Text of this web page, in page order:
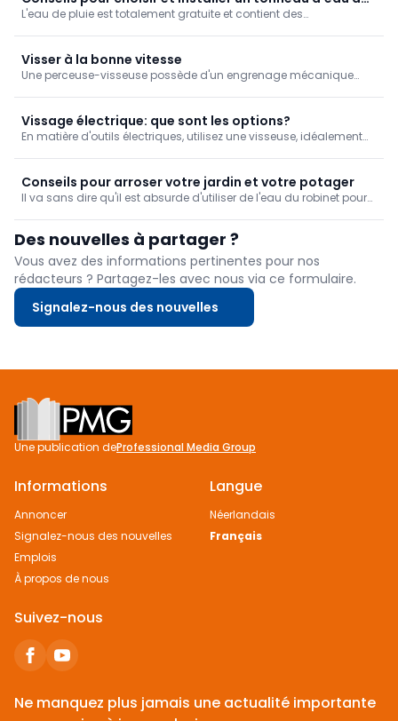
pluie
L'eau de pluie est totalement gratuite et contient des
est idéale pour laver sa voiture sans laisser de traces...
Visser à la bonne vitesse
Une perceuse-visseuse possède d'un engrenage mécanique
cette astuce.
Vissage électrique: que sont les options?
En matière d'outils électriques, utilisez une visseuse, idéalement
Conseils pour arroser votre jardin et votre potager
Il va sans dire qu'il est absurde d'utiliser de l'eau du robinet pour
récupération de l'eau de pluie.
Des nouvelles à partager ?
Vous avez des informations pertinentes pour nos
rédacteurs ? Partagez-les avec nous via ce formulaire.
Signalez-nous des nouvelles
Footer
Une publication deProfessional Media Group
Informations
Annoncer
Signalez-nous des nouvelles
Emplois
À propos de nous
Langue
Néerlandais
Français
Suivez-nous
Ne manquez plus jamais une actualité importante